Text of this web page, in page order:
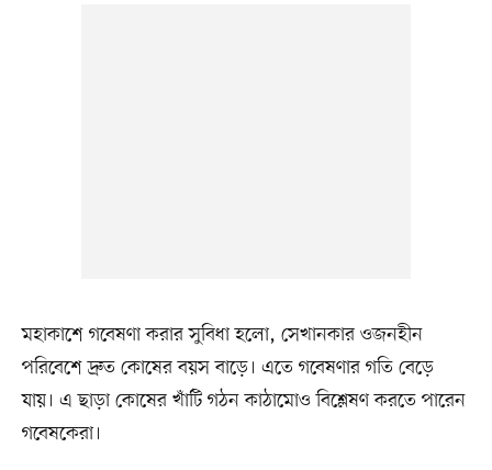
মহাকাশে গবেষণা করার সুবিধা হলো, সেখানকার ওজনহীন
পরিবেশে দ্রুত কোষের বয়স বাড়ে। এতে গবেষণার গতি বেড়ে
যায়। এ ছাড়া কোষের খাঁটি গঠন কাঠামোও বিশ্লেষণ করতে পারেন
গবেষকেরা।